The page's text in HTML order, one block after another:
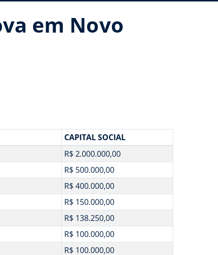
em Novo
CAPITAL SOCIAL
R$ 2.000.000,00
R$ 500.000,00
R$ 400.000,00
R$ 150.000,00
R$ 138.250,00
R$ 100.000,00
R$ 100.000,00